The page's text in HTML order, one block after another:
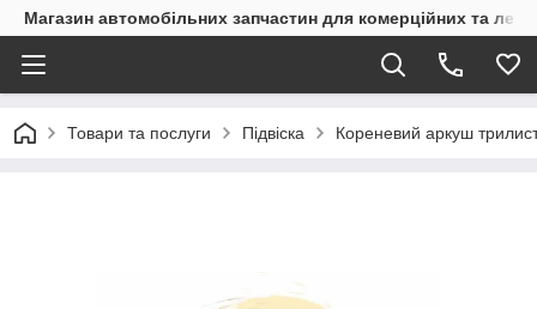
Магазин автомобільних запчастин для комерційних та
Товари та послуги Підвіска Кореневий аркуш